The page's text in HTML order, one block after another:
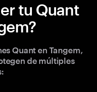
tu Quant
Quant en Tangem,
de múltiples